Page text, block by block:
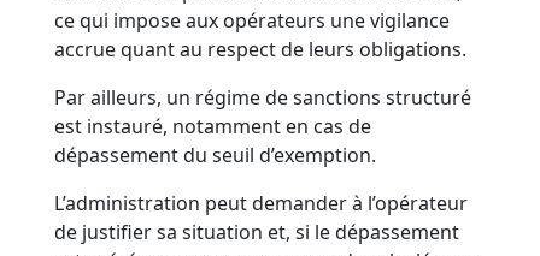
ce qui impose aux opérateurs une vigilance
accrue quant au respect de leurs obligations.
Par ailleurs, un régime de sanctions structuré
est instauré, notamment en cas de
dépassement du seuil d’exemption.
L’administration peut demander à l’opérateur
de justifier sa situation et, si le dépassement